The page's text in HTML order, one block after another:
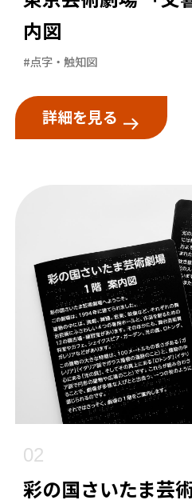
内図
#点字・触知図
詳細を見る
02
彩の国さいたま芸